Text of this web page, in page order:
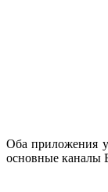
Оба приложения
основные каналы